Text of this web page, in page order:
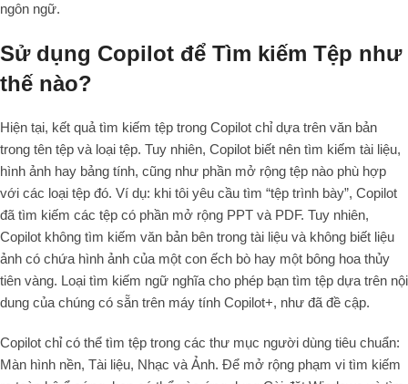
ngôn ngữ.
Sử dụng Copilot để Tìm kiếm Tệp như
thế nào?
Hiện tại, kết quả tìm kiếm tệp trong Copilot chỉ dựa trên văn bản
trong tên tệp và loại tệp. Tuy nhiên, Copilot biết nên tìm kiếm tài liệu,
hình ảnh hay bảng tính, cũng như phần mở rộng tệp nào phù hợp
với các loại tệp đó. Ví dụ: khi tôi yêu cầu tìm “tệp trình bày”, Copilot
đã tìm kiếm các tệp có phần mở rộng PPT và PDF. Tuy nhiên,
Copilot không tìm kiếm văn bản bên trong tài liệu và không biết liệu
ảnh có chứa hình ảnh của một con ếch bò hay một bông hoa thủy
tiên vàng. Loại tìm kiếm ngữ nghĩa cho phép bạn tìm tệp dựa trên nội
dung của chúng có sẵn trên máy tính Copilot+, như đã đề cập.
Copilot chỉ có thể tìm tệp trong các thư mục người dùng tiêu chuẩn:
Màn hình nền, Tài liệu, Nhạc và Ảnh. Để mở rộng phạm vi tìm kiếm